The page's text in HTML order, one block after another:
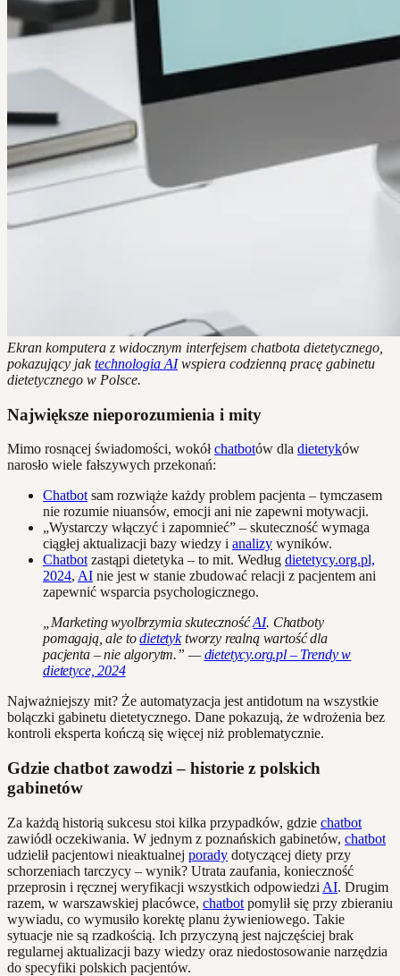
Ekran komputera z widocznym interfejsem chatbota dietetycznego,
pokazujący jaktechnologia AIwspiera codzienną pracę gabinetu
dietetycznego w Polsce.
Największe nieporozumienia i mity
Mimo rosnącej świadomości, wokółchatbotów dla dietetyków
narosło wiele fałszywych przekonań:
Chatbot sam rozwiąże każdy problem pacjenta – tymczasem
nie rozumie niuansów, emocji ani nie zapewni motywacji.
„Wystarczy włączyć i zapomnieć” – skuteczność wymaga
ciągłej aktualizacji bazy wiedzy i analizy wyników.
Chatbot zastąpi dietetyka – to mit. Według dietetycy.org.pl,
2024, AI nie jest w stanie zbudować relacji z pacjentem ani
zapewnić wsparcia psychologicznego.
„Marketing wyolbrzymia skutecznośćAI. Chatboty
pomagają, ale todietetyktworzy realną wartość dla
pacjenta – nie algorytm.” —dietetycy.org.pl – Trendy w
dietetyce, 2024
Najważniejszy mit? Że automatyzacja jest antidotum na wszystkie
bolączki gabinetu dietetycznego. Dane pokazują, że wdrożenia bez
kontroli eksperta kończą się więcej niż problematycznie.
Gdzie chatbot zawodzi – historie z polskich
gabinetów
Za każdą historią sukcesu stoi kilka przypadków, gdzie chatbot
zawiódł oczekiwania. W jednym z poznańskich gabinetów, chatbot
udzielił pacjentowi nieaktualnej porady dotyczącej diety przy
schorzeniach tarczycy – wynik? Utrata zaufania, konieczność
przeprosin i ręcznej weryfikacji wszystkich odpowiedzi AI. Drugim
razem, w warszawskiej placówce, chatbot pomylił się przy zbieraniu
wywiadu, co wymusiło korektę planu żywieniowego. Takie
sytuacje nie są rzadkością. Ich przyczyną jest najczęściej brak
regularnej aktualizacji bazy wiedzy oraz niedostosowanie narzędzia
do specyfiki polskich pacjentów.